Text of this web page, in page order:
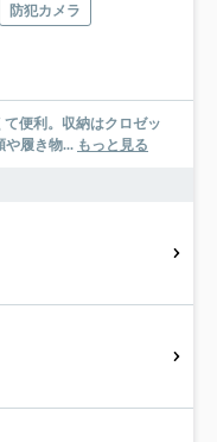
防犯カメラ
便利。収納はクロゼッ
や履き物... もっと見る